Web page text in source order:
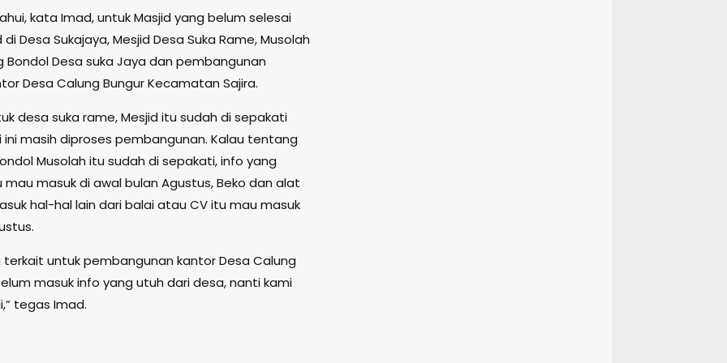
kata Imad, untuk Masjid yang belum selesai
Desa Sukajaya, Mesjid Desa Suka Rame, Musolah
Bondol Desa suka Jaya dan pembangunan
Desa Calung Bungur Kecamatan Sajira.
desa suka rame, Mesjid itu sudah di sepakati
ini masih diproses pembangunan. Kalau tentang
Musolah itu sudah di sepakati, info yang
mau masuk di awal bulan Agustus, Beko dan alat
hal-hal lain dari balai atau CV itu mau masuk
untuk pembangunan kantor Desa Calung
masuk info yang utuh dari desa, nanti kami
tegas Imad.